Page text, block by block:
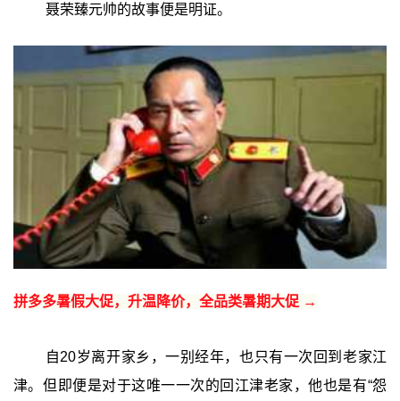
聂荣臻元帅的故事便是明证。
拼多多暑假大促，升温降价，全品类暑期大促 →
自20岁离开家乡，一别经年，也只有一次回到老家江
津。但即便是对于这唯一一次的回江津老家，他也是有“怨